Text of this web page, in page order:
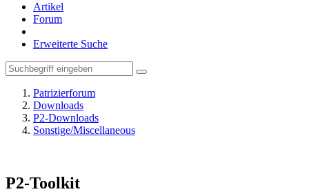
Artikel
Forum
Erweiterte Suche
Patrizierforum
Downloads
P2-Downloads
Sonstige/Miscellaneous
P2-Toolkit